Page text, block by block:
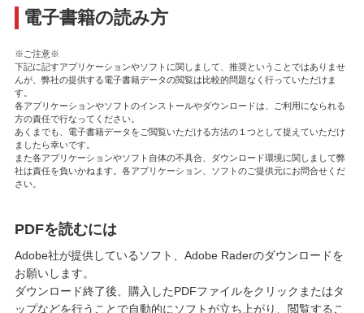
電子書籍の読み方
※ご注意※
下記に記すアプリケーションやソフトに関しまして、推奨ということではありませ
んが、弊社の提供する電子書籍データの閲覧は比較的問題なく行っていただけま
す。
各アプリケーションやソフトのインストールやダウンロードは、ご利用になられる
方の責任で行なってください。
あくまでも、電子書籍データをご閲覧いただける方法の１つとして捉えていただけ
ましたら幸いです。
また各アプリケーションやソフト自体の不具合、ダウンロード環境に関しまして弊
社は責任を負いかねます。各アプリケーション、ソフトのご提供元にお問合せくだ
さい。
PDFを読むには
Adobe社が提供しているソフト、Adobe Raderのダウンロードを
お願いします。
ダウンロード終了後、購入したPDFファイルをクリックまたはタ
ップなどを行うことで自動的にソフトが立ち上がり、閲覧するこ